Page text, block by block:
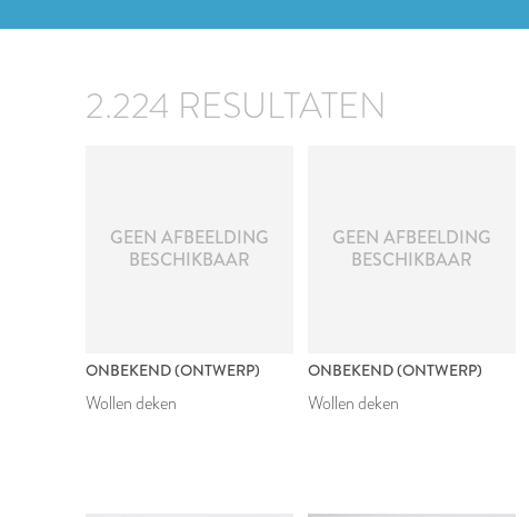
2.224 RESULTATEN
GEEN AFBEELDING
BESCHIKBAAR
ONBEKEND (ONTWERP)
Wollen deken
GEEN AFBEELDING
BESCHIKBAAR
ONBEKEND (ONTWERP)
Wollen deken